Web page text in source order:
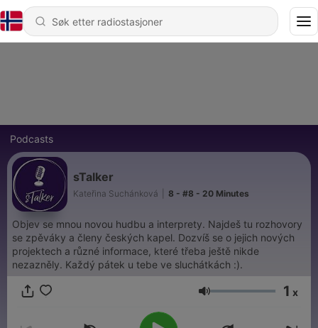
Podcasts
sTalker
Kateřina Suchánková 8 - #8 - 20 Minutes
Objev se mnou novou hudbu a interprety. Najdeš tu rozhovory
se zpěváky a členy českých kapel. Dozvíš se o jejich nových
projektech a různé informace, které třeba ještě nikde
nezazněly. Každý pátek u tebe ve sluchátkách :).
Volum 1 x